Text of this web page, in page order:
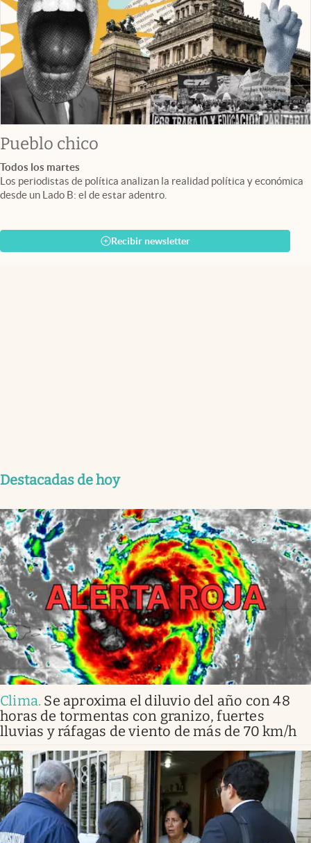
Pueblo chico
Todos los martes
Los periodistas de política analizan la realidad política y económica
desde un Lado B: el de estar adentro.
Recibir newsletter
Destacadas de hoy
Clima. Se aproxima el diluvio del año con 48
horas de tormentas con granizo, fuertes
lluvias y ráfagas de viento de más de 70 km/h